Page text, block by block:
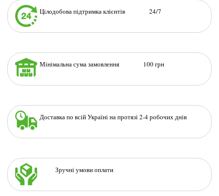
Цілодобова підтримка клієнтів 24/7
Мінімальна сума замовлення 100 грн
Доставка по всій Україні на протязі 2-4 робочих днів
Зручні умови оплати